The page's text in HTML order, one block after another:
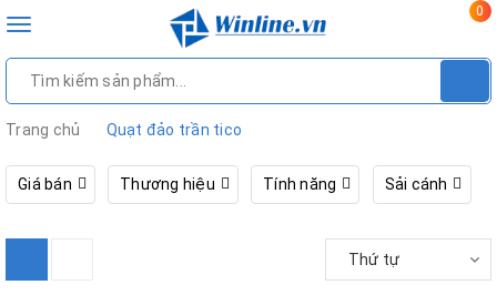
Toggle
0
Trang chủ Quạt đảo trần tico
Giá bán Thương hiệu Tính năng Sải cánh
Thứ tự